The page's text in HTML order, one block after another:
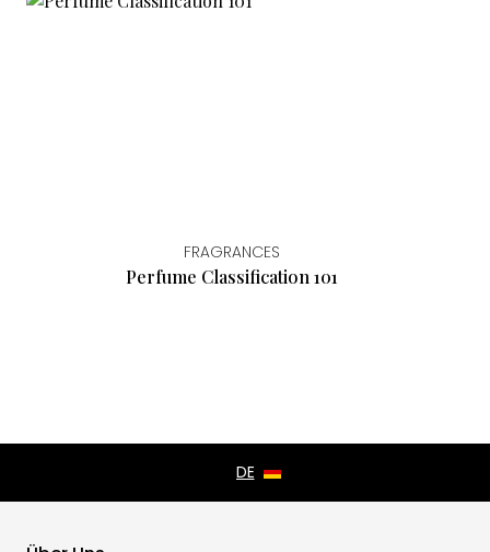
FRAGRANCES
Perfume Classification 101